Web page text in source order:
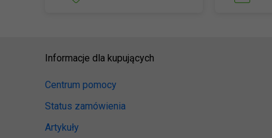
Informacje dla kupujących
Centrum pomocy
Status zamówienia
Artykuły